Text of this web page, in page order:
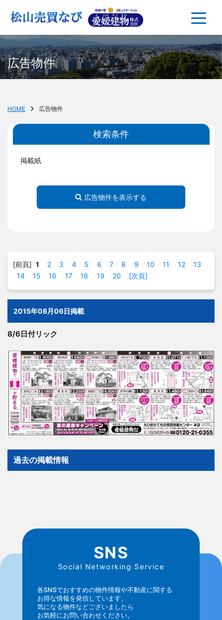
広告物件
HOME 広告物件
検索条件
掲載紙
広告物件を表示する
[前頁] 1 2 3 4 5 6 7 8 9 10 11 12
13
14
15 16 17 18 19 20 [次頁]
過去の掲載情報
2015年08月06日掲載
8/6日付リック
SNS
Social Networking Service
各SNSでおすすめの物件情報や不動産に関する
お得な情報を発信しています。
気になる物件などございましたら
お気軽にお問い合わせください。